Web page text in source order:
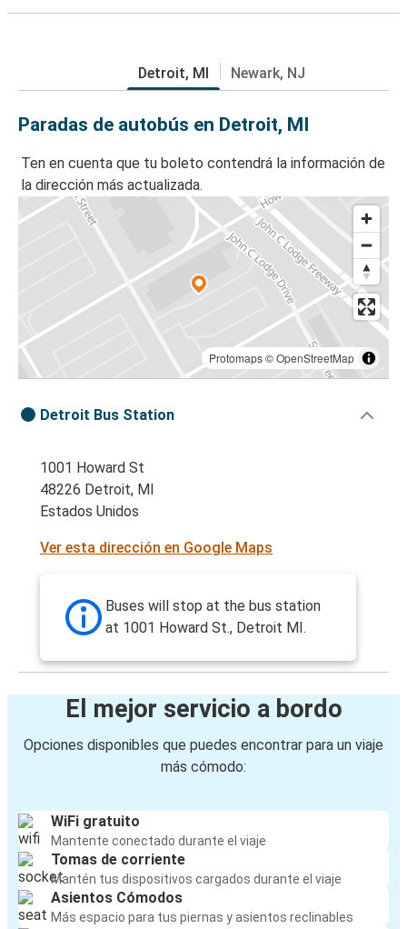
Detroit, MI Newark, NJ
Paradas de autobús en Detroit, MI
Ten en cuenta que tu boleto contendrá la información de
la dirección más actualizada.
Protomaps©OpenStreetMap
Detroit Bus Station
1001 Howard St
48226 Detroit, MI
Estados Unidos
Ver esta dirección en Google Maps
Buses will stop at the bus station
at 1001 Howard St., Detroit MI.
El mejor servicio a bordo
Opciones disponibles que puedes encontrar para un viaje
más cómodo:
WiFi gratuito
Mantente conectado durante el viaje
Tomas de corriente
Mantén tus dispositivos cargados durante el viaje
Asientos Cómodos
Más espacio para tus piernas y asientos reclinables